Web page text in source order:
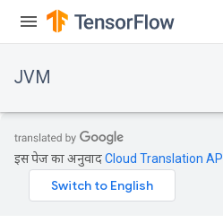
JVM
इस पेज का अनुवादCloud Translation API